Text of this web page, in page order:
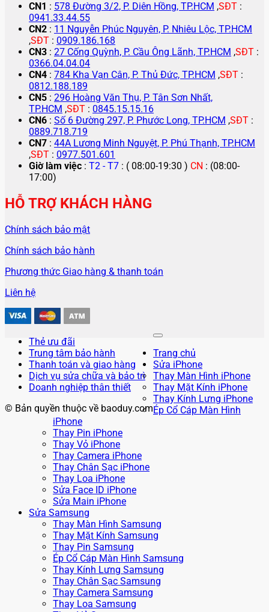
CN1 : 578 Đường 3/2, P. Diên Hồng, TP.HCM ,SĐT :
0941.33.44.55
CN2 : 11 Nguyễn Phúc Nguyên, P. Nhiêu Lộc, TP.HCM
,SĐT : 0909.186.168
CN3 : 27 Cống Quỳnh, P. Cầu Ông Lãnh, TP.HCM ,SĐT :
0366.04.04.04
CN4 : 784 Kha Vạn Cân, P. Thủ Đức, TP.HCM ,SĐT :
0812.188.189
CN5 : 296 Hoàng Văn Thụ, P. Tân Sơn Nhất,
TP.HCM ,SĐT : 0845.15.15.16
CN6 : Số 6 Đường 297, P. Phước Long, TP.HCM ,SĐT :
0889.718.719
CN7 : 44A Lương Minh Nguyệt, P. Phú Thạnh, TP.HCM
,SĐT : 0977.501.601
Giờ làm việc : T2 - T7 : ( 08:00-19:30 ) CN : (08:00-
17:00)
HỖ TRỢ KHÁCH HÀNG
Chính sách bảo mật
Chính sách bảo hành
Phương thức Giao hàng & thanh toán
Liên hệ
Thẻ ưu đãi
Trung tâm bảo hành
Thanh toán và giao hàng
Dịch vụ sửa chữa và bảo trì
Doanh nghiệp thân thiết
© Bản quyền thuộc về baoduy.com
Trang chủ
Sửa iPhone
Thay Màn Hình iPhone
Thay Mặt Kính iPhone
Thay Kính Lưng iPhone
Ép Cổ Cáp Màn Hình
iPhone
Thay Pin iPhone
Thay Vỏ iPhone
Thay Camera iPhone
Thay Chân Sạc iPhone
Thay Loa iPhone
Sửa Face ID iPhone
Sửa Main iPhone
Sửa Samsung
Thay Màn Hình Samsung
Thay Mặt Kính Samsung
Thay Pin Samsung
Ép Cổ Cáp Màn Hình Samsung
Thay Kính Lưng Samsung
Thay Chân Sạc Samsung
Thay Camera Samsung
Thay Loa Samsung